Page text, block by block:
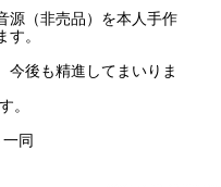
源（非売品）を本人手作
。
今後も精進してまいりま
。
同